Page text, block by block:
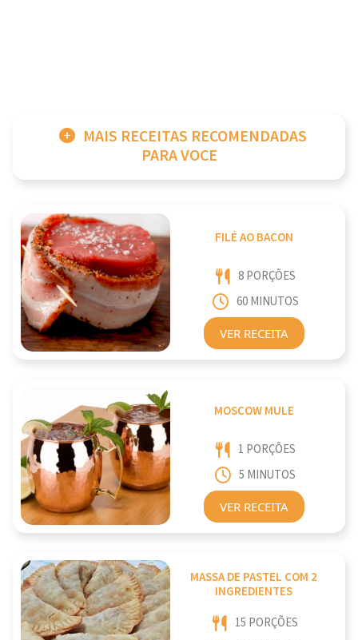
MAIS RECEITAS RECOMENDADAS
PARA VOCE
FILÉ AO BACON
8 PORÇÕES
60 MINUTOS
VER RECEITA
MOSCOW MULE
1 PORÇÕES
5 MINUTOS
VER RECEITA
MASSA DE PASTEL COM 2
INGREDIENTES
15 PORÇÕES